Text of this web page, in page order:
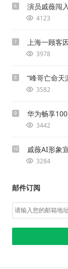
6 演员戚薇闯
4123
7 上海一顾客
3978
8 “峰哥亡命天
3582
9 华为畅享
3442
10 戚薇AI形象
3284
邮件订阅